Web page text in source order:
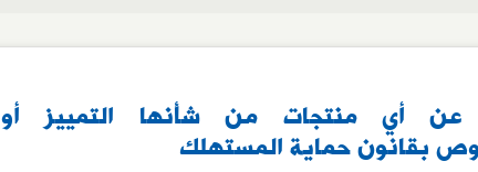
عن أي منتجات من شأنها التمييز أو
بقانون حماية المستهلك